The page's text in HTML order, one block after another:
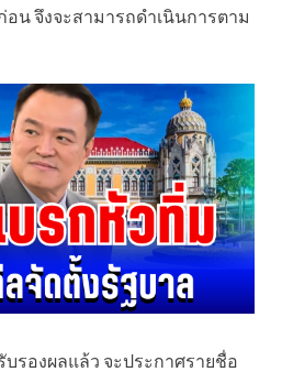
อน จึงจะสามารถดำเนินการตาม
รองผลแล้ว จะประกาศรายชื่อ